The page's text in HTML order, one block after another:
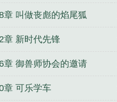
章 叫做丧彪的焰尾狐
章 新时代先锋
章 御兽师协会的邀请
章 可乐学车